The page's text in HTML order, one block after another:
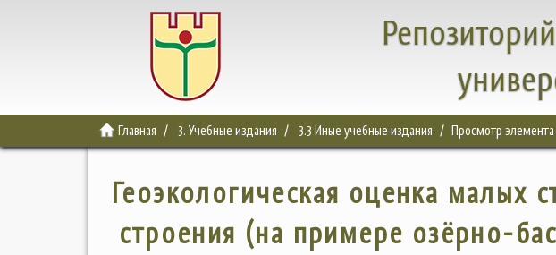
Главная 3. Учебные издания 3.3 Иные учебные издания Просмотр элемента
Геоэкологическая оценка малых
строения (на примере озёрно-